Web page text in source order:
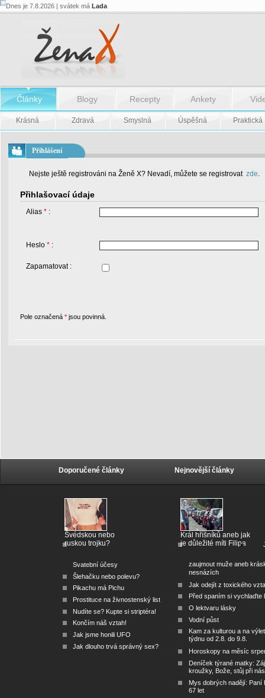
Dnes je 7.8.2026 | svátek má Lada
Články Blogy Recepty Ankety
Krásná Zdravá Smyslná Úspěšná Praktická
Přihlášení
Nejste ještě registrováni na Ženě X? Nevadí, můžete se registrovat zde.
Přihlašovací údaje
Alias * :
Heslo * :
Zapamatovat :
Pole označená * jsou povinná.
Doporučené články
Švédskou nebo
ruskou trojku?
Svatební účesy
Šlehačku nebo polevu?
Pikachu má Pichu
Prostituce na živnostenský list
Nudíte se? Kupte si striptéra!
Končím náš vztah!
Jak jsme honili UFO
Jak dlouho trvá správný sex?
Nejnovější články
Král hříšníků aneb jak
je důležité míti Filipa
zaujmout muže aneb
nesnázích
Jak odejít z toxického
Před spaním si vychlaďte
O lektvaru lásky
Vodní půst
Kam za kulturou a na
týdnu od 2.8. do 9.8.
Horoskopy na měsíc
Deníček týrané matky:
kroužky, Bože, stůj při nás
Mys dobrých nadějí: Paní
67 let